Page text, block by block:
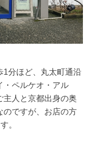
1分ほど、丸太町通沿
・ペルケオ・アル
主人と京都出身の奥
のですが、お店の方
。